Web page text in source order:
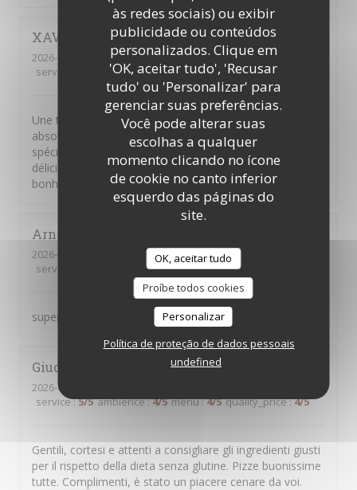
às redes sociais) ou exibir
publicidade ou conteúdos
personalizados. Clique em
'OK, aceitar tudo', 'Recusar
tudo' ou 'Personalizar' para
gerenciar suas preferências.
Você pode alterar suas
escolhas a qualquer
momento clicando no ícone
de cookie no canto inferior
esquerdo das páginas do
site.
OK, aceitar tudo
Proíbe todos cookies
Personalizar
Política de proteção de dados pessoais
undefined
XAVIER
2026-07-10
- 13:00 - guests 2
service
ambience:5/5 menu:5/5 quality_price
Une terrasse dans une rue charmante, un personnel
absolument adorable, et une "pizza frite complète",
spécialité napolitaine rare à Paris, véritablement
délicieuse. Un pinot Grigio rosé et une grappa : le
bonheur absolu !!! Merci à tous.
Arnaud
2026-07-09
- 13:15 - guests 2
service
:5/5 menu:5/5 quality_price
superbe
Giuditta
2026-06-13
service:5/5 ambience:4/5 menu:4/5 quality_price:4/5
Gentili, cortesi e attenti a consigliare gli ingredienti giusti
per il rispetto della dieta senza glutine. Pizze buonissime
tutte. Complimenti, è stato un piacere cenare da voi.